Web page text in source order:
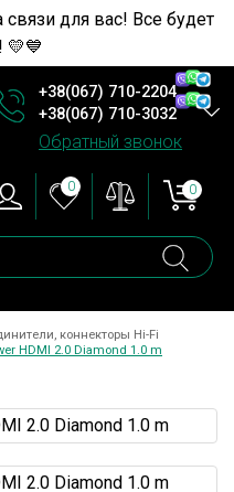
для вас! Все будет
💛💙
+38(067) 710-2204
+38(067) 710-3032
Обратный звонок
0 0
коннекторы Hi-Fi
HDMI 2.0 Diamond 1.0 m